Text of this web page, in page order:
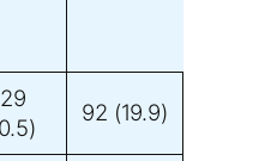
92 (19.9)